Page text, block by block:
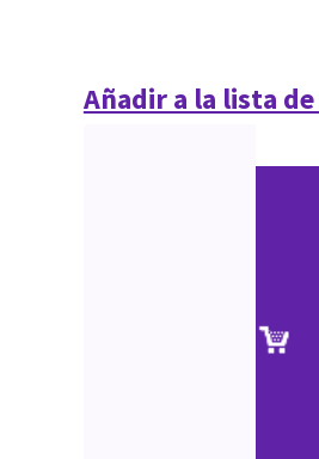
Añadir a la lista de